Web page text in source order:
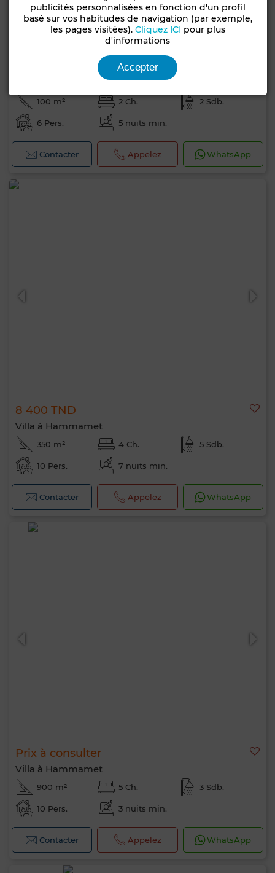
Prix à consulter
100 m² 2 Ch. 2 Sdb.
6 Pers. 5 nuits min.
Contacter Appelez WhatsApp
8 400 TND
Villa à Hammamet
350 m² 4 Ch. 5 Sdb.
10 Pers. 7 nuits min.
Contacter Appelez WhatsApp
Prix à consulter
Villa à Hammamet
900 m² 5 Ch. 3 Sdb.
10 Pers. 3 nuits min.
Contacter Appelez WhatsApp
publicités personnalisées en fonction d'un profil
basé sur vos habitudes de navigation (par exemple,
les pages visitées). Cliquez ICI pour plus
d'informations
Accepter